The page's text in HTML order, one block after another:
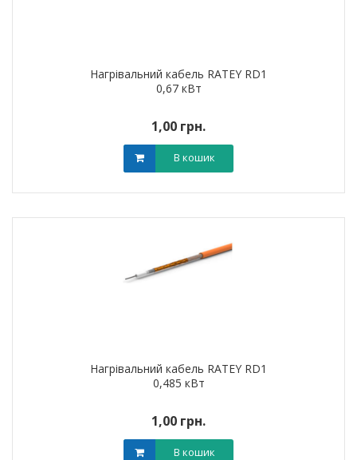
Нагрівальний кабель RATEY RD1
0,67 кВт
1,00 грн.
В кошик
Нагрівальний кабель RATEY RD1
0,485 кВт
1,00 грн.
В кошик